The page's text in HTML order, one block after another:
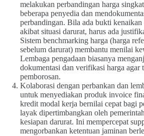
melakukan perbandingan harga
beberapa penyedia dan
perbandingan. Bila ada bukti kenaikan
akibat situasi darurat, harus ada
Sistem benchmarking harga (harga
sebelum darurat) membantu menilai
Lembaga pengadaan biasanya
dokumentasi dan verifikasi harga agar
pemborosan.
Kolaborasi dengan perbankan dan
untuk menyediakan produk invoice
kredit modal kerja bernilai cepat bagi
layak dipertimbangkan oleh
kesiapan darurat. Ini mempercepat
mengorbankan ketentuan jaminan